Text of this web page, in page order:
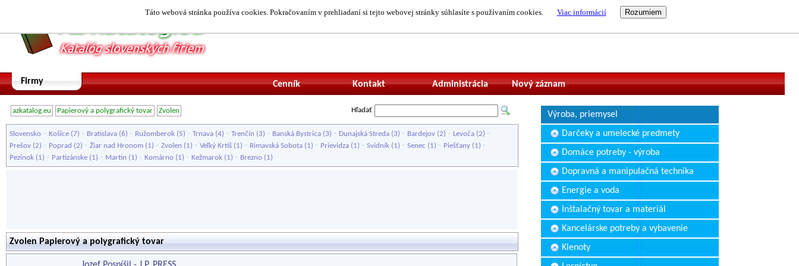
Táto webová stránka používa cookies. Pokračovaním v prehliadaní si tejto webovej stránky súhlasíte s používaním cookies. Viac informácií
Firmy Nový záznam
Administrácia
Kontakt
Cenník
azkatalog.eu Papierový a polygrafický tovar Zvolen Hľadať
Slovensko - Košice (7) - Bratislava (6) - Ružomberok (5) - Trnava (4) - Trenčín (3) - Banská Bystrica (3) - Dunajská Streda (3) - Bardejov (2) - Levoča (2) -
Prešov (2) - Poprad (2) - Žiar nad Hronom (1) - Zvolen (1) - Veľký Krtíš (1) - Rimavská Sobota (1) - Prievidza (1) - Svidník (1) - Senec (1) - Piešťany (1) -
Pezinok (1) - Partizánske (1) - Martin (1) - Komárno (1) - Kežmarok (1) - Brezno (1)
Zvolen Papierový a polygrafický tovar
Výroba, priemysel
Darčeky a umelecké predmety
Domáce potreby - výroba
Dopravná a manipulačná technika
Energie a voda
Inštalačný tovar a materiál
Kancelárske potreby a vybavenie
Klenoty